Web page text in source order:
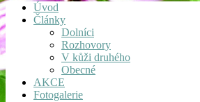
Úvod
Články
Dolníci
Rozhovory
V kůži druhého
Obecné
AKCE
Fotogalerie